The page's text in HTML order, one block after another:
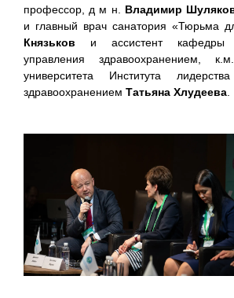
профессор, д м н. Владимир
и главный врач санатория «Тюрьма
Князьков и ассистент кафедры
управления здравоохранением,
университета Института
здравоохранением Татьяна Хлудеева